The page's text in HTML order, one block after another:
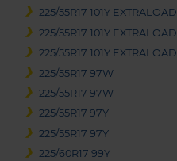
225/55R17 101Y EXTRALOAD
225/55R17 101Y EXTRALOAD
225/55R17 101Y EXTRALOAD
225/55R17 97W
225/55R17 97W
225/55R17 97Y
225/55R17 97Y
225/60R17 99Y